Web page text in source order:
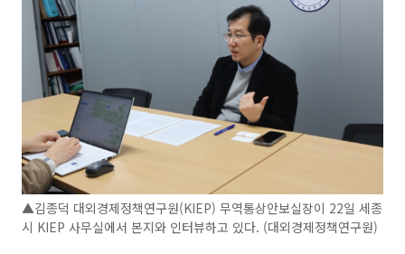
▲김종덕 대외경제정책연구원(KIEP) 무역통상안보실장이 22일 세종
시 KIEP 사무실에서 본지와 인터뷰하고 있다. (대외경제정책연구원)